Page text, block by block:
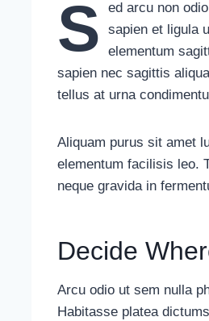
S
ed arcu non
sapien et ligula
elementum
sapien nec sagittis
tellus at urna
Aliquam purus sit amet
elementum facilisis leo.
neque gravida in
Decide
Arcu odio ut sem nulla
Habitasse platea